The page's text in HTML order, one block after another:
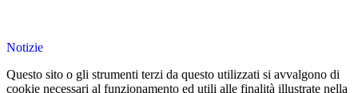
Notizie
Questo sito o gli strumenti terzi da questo utilizzati si avvalgono di
cookie necessari al funzionamento ed utili alle finalità illustrate nella